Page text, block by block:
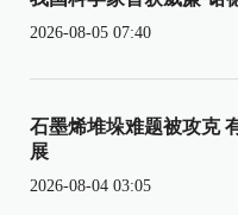
2026-08-05 07:40
石墨烯堆垛难题被攻克
展
2026-08-04 03:05